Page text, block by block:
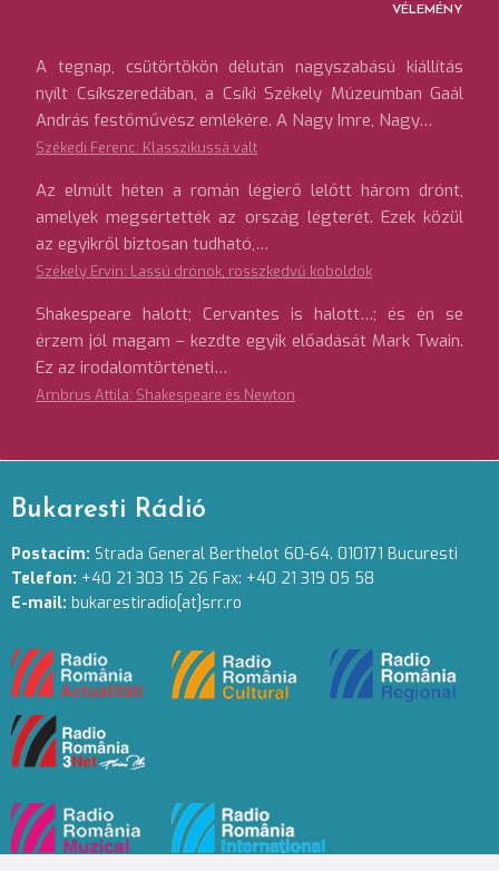
VÉLEMÉNY
A tegnap, csütörtökön délután nagyszabású kiállítás
nyílt Csíkszeredában, a Csíki Székely Múzeumban Gaál
András festőművész emlékére. A Nagy Imre, Nagy…
Székedi Ferenc: Klasszikussá vált
Az elmúlt héten a román légierő lelőtt három drónt,
amelyek megsértették az ország légterét. Ezek közül
az egyikről biztosan tudható,…
Székely Ervin: Lassú drónok, rosszkedvű koboldok
Shakespeare halott; Cervantes is halott…; és én se
érzem jól magam – kezdte egyik előadását Mark Twain.
Ez az irodalomtörténeti…
Ambrus Attila: Shakespeare és Newton
Bukaresti Rádió
Postacím: Strada General Berthelot 60-64. 010171 Bucuresti
Telefon: +40 21 303 15 26 Fax: +40 21 319 05 58
E-mail: bukarestiradio[at]srr.ro